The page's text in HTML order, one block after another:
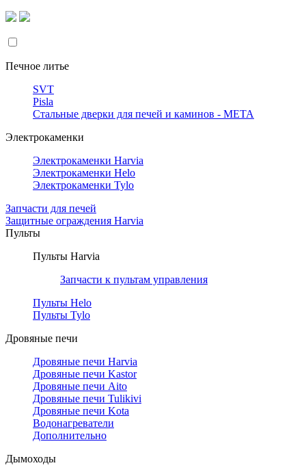
Печное литье
SVT
Pisla
Стальные дверки для печей и каминов - META
Электрокаменки
Электрокаменки Harvia
Электрокаменки Helo
Электрокаменки Tylo
Запчасти для печей
Защитные ограждения Harvia
Пульты
Пульты Harvia
Запчасти к пультам управления
Пульты Helo
Пульты Tylo
Дровяные печи
Дровяные печи Harvia
Дровяные печи Kastor
Дровяные печи Aito
Дровяные печи Tulikivi
Дровяные печи Kota
Водонагреватели
Дополнительно
Дымоходы